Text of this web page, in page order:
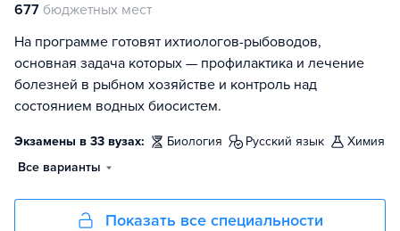
677 бюджетных мест
На программе готовят ихтиологов-рыбоводов,
основная задача которых — профилактика и лечение
болезней в рыбном хозяйстве и контроль над
состоянием водных биосистем.
Экзамены в 33 вузах: биология русский язык
химия
Все варианты
Показать все специальности